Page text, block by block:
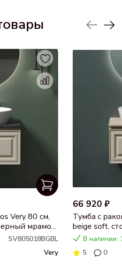
Very 80 см,
мрамор,
SV805018BGBL
Very
66 920 ₽
Тумба с
beige soft,
раковина
В наличии:
5
0